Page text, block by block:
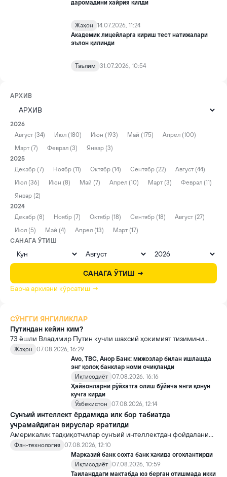
даромадини хайрия қилди
Жаҳон
14.07.2026, 11:24
Академик лицейларга кириш тест натижалари
эълон қилинди
Таълим 31.07.2026, 10:54
АРХИВ
2026
Август (34)
Июл (180) Июн (193) Май (175)
Апрел (100)
Март (7)
Феврал (3)
Январ (3)
2025
Декабр (7)
Ноябр (11) Октябр (14) Сентябр (22)
Август (44)
Июл (36)
Июн (8) Май (7) Апрел (10) Март (3)
Феврал (11)
Январ (2)
2024
Декабр (8)
Ноябр (7) Октябр (18) Сентябр (18)
Август (27)
Июл (5)
Май (4) Апрел (13)
Март (17)
САНАГА ЎТИШ
САНАГА ЎТИШ →
Барча архивни кўрсатиш →
СЎНГГИ ЯНГИЛИКЛАР
Путиндан кейин ким?
73 ёшли Владимир Путин кучли шахсий ҳокимият тизимини
яратди, аммо ундан кейин ким келиши ва ҳокимиятни
топшириш механизми ҳали ноаниқ. Таҳлилчилар фикрича, бу
Кремлда ворислик жангига олиб келиши мумкин.
Жаҳон
07.08.2026, 16:29
Avo, TBC, Анор Банк: мижозлар билан ишлашда
энг қолоқ банклар номи очиқланди
Иқтисодиёт 07.08.2026, 16:16
Ҳайвонларни рўйхатга олиш бўйича янги қонун
кучга кирди
Ўзбекистон
07.08.2026, 12:14
Сунъий интеллект ёрдамида илк бор табиатда
учрамайдиган вируслар яратилди
Америкалик тадқиқотчилар сунъий интеллектдан фойдаланиб
16 та вирус яратди. Бу кашфиёт янги ютуқларга умид уйғотиш
билан бирга, ундан нотўғри мақсадда фойдаланиш борасидаги
хавотирларни ҳам кучайтирмоқда.
Фан-технология 07.08.2026, 12:10
Марказий банк сохта банк ҳақида огоҳлантирди
Иқтисодиёт 07.08.2026, 10:59
Таиланддаги мактабда юз берган отишмада икки